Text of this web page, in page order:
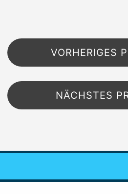
Beitragsnavigation
VORHERIGES
NÄCHSTES